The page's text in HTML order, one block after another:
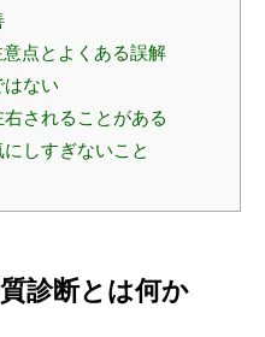
点とよくある誤解
ない
されることがある
しすぎないこと
診断とは何か